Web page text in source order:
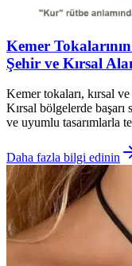
Kemer
Şehir ve Kırsal
Kemer tokaları, kırsal
Kırsal bölgelerde
ve uyumlu tasarımlarla
Daha fazla bilgi edinin